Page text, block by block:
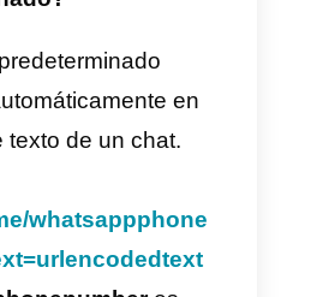
nuestros enlaces
con los mismos y
tendríamos que
descripciones